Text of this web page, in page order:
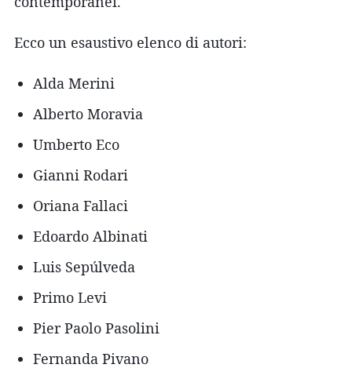
Ecco un esaustivo elenco di autori:
Alda Merini
Alberto Moravia
Umberto Eco
Gianni Rodari
Oriana Fallaci
Edoardo Albinati
Luis Sepúlveda
Primo Levi
Pier Paolo Pasolini
Fernanda Pivano